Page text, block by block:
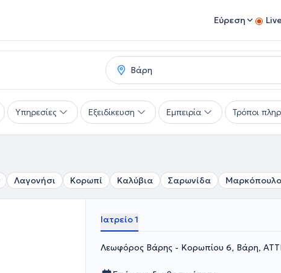
Εύρεση
Υπηρεσίες Εξειδίκευση Εμπειρία Τρόποι
Λαγονήσι Κορωπί Καλύβια Σαρωνίδα Μαρκόπουλο
Ιατρείο 1
Λεωφόρος Βάρης - Κορωπίου 6, Βάρη,